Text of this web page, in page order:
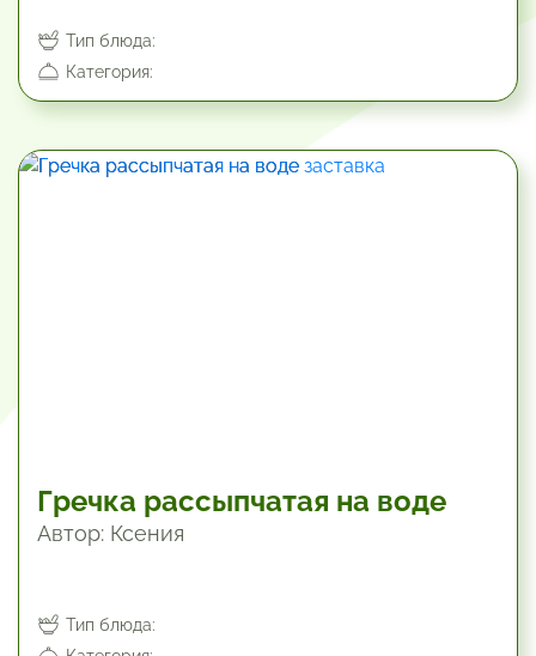
Тип блюда:
Категория:
Гречка рассыпчатая на воде
Автор: Ксения
Тип блюда: